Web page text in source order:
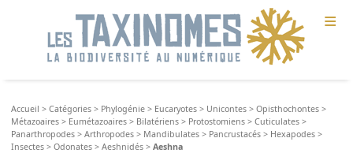
≡
Accueil >Catégories > Phylogénie > Eucaryotes > Unicontes >Opisthochontes >
Métazoaires > Eumétazoaires > Bilatériens > Protostomiens >Cuticulates >
Panarthropodes >Arthropodes > Mandibulates > Pancrustacés > Hexapodes >
Insectes >Odonates >Aeshnidés >Aeshna